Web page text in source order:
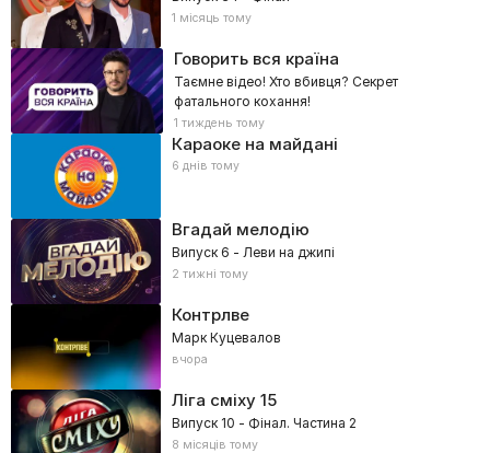
1 місяць тому
Говорить вся країна
Таємне відео! Хто вбивця? Секрет
фатального кохання!
1 тиждень тому
Караоке на майдані
6 днів тому
Вгадай мелодію
Випуск 6 - Леви на джипі
2 тижні тому
Контрлве
Марк Куцевалов
вчора
Ліга сміху15
Випуск 10 - Фінал. Частина 2
8 місяців тому